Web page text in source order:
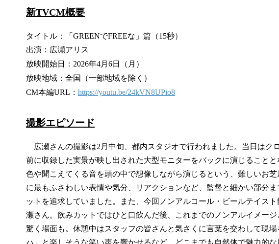
新TVCM概要
タイトル：「GREENでFREEな」篇（15秒）
出演：広瀬アリス
放映開始日：2026年4月6日（月）
放映地域：全国（一部地域を除く）
CM本編URL： https://youtu.be/24kVN8UPio8
撮影エピソード
広瀬さんの撮影は2月中旬、都内スタジオで行われました。当日はク
前に収録した実景が映し出された大型モニターをバックに演じること
色や聞こえてくる音を頭の中で想像しながら演じるという、難しいお
に最もふさわしい表情や気分、リアクションなど、監督と細かい部分
ットを追求していました。また、今回ノンアルコール・ビールテイス
瀬さん。飲みカットではひと口飲んだ後、これまでのノンアルイメー
驚く場面も。休憩中はスタッフの皆さんと気さくに言葉を交わして現
ハ」と楽しそうな笑い声を響かせるなど、どこまでも自然体で魅力的